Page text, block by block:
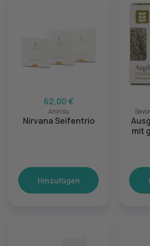
62,00 €
Aninsu
Nirvana Seifentrio
Hinzufügen
mit